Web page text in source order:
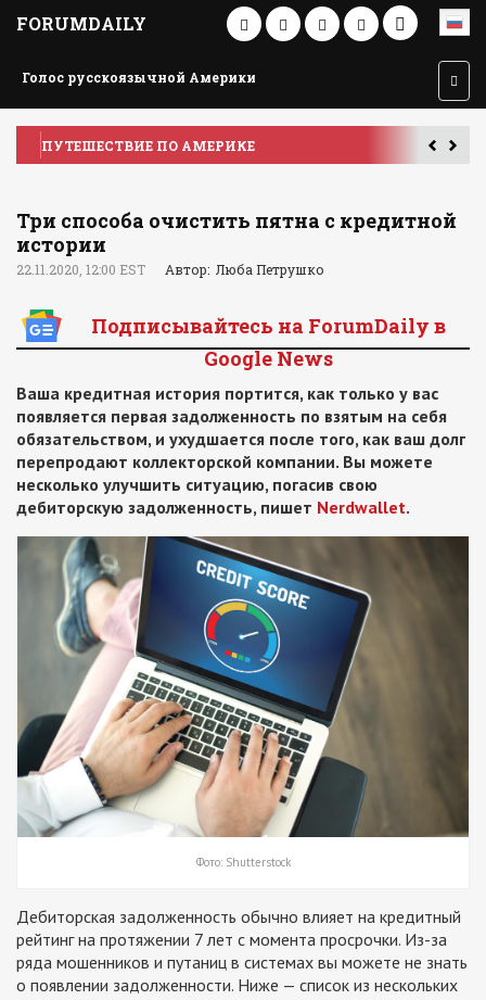
FORUMDAILY
Голос русскоязычной Америки
ПУТЕШЕСТВИЕ ПО АМЕРИКЕ
Три способа очистить пятна с кредитной
истории
22.11.2020, 12:00 EST Автор: Люба Петрушко
Подписывайтесь на ForumDaily в
Google News
Ваша кредитная история портится, как только у вас
появляется первая задолженность по взятым на себя
обязательством, и ухудшается после того, как ваш долг
перепродают коллекторской компании. Вы можете
несколько улучшить ситуацию, погасив свою
дебиторскую задолженность, пишет Nerdwallet.
Фото: Shutterstock
Дебиторская задолженность обычно влияет на кредитный
рейтинг на протяжении 7 лет с момента просрочки. Из-за
ряда мошенников и путаниц в системах вы можете не знать
о появлении задолженности. Ниже — список из нескольких